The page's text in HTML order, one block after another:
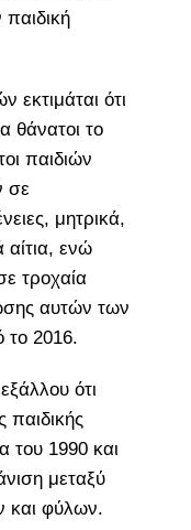
παιδική
εκτιμάται ότι
θάνατοι το
παιδιών
σε
μητρικά,
αίτια, ενώ
τροχαία
αυτών των
το 2016.
ότι
παιδικής
του 1990 και
μεταξύ
και φύλων.